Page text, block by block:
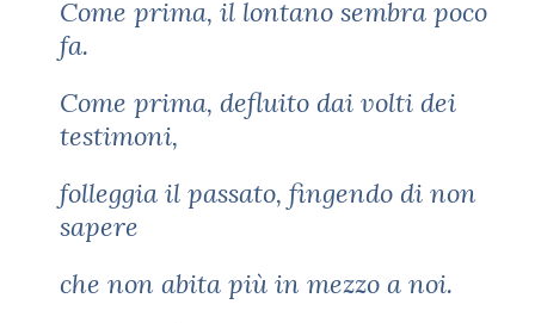
Come prima, il lontano sembra poco
fa.
Come prima, defluito dai volti dei
testimoni,
folleggia il passato, fingendo di non
sapere
che non abita più in mezzo a noi.